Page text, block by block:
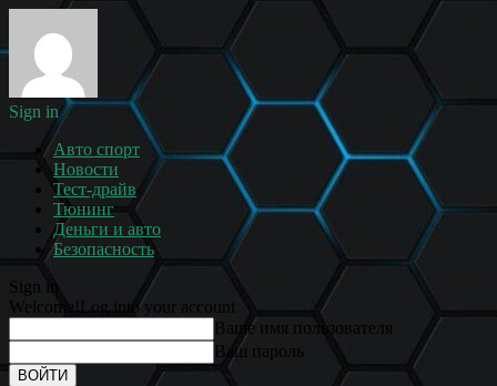
Sign in
Авто спорт
Новости
Тест-драйв
Тюнинг
Деньги и авто
Безопасность
Sign in
Welcome! Log into your account
Ваше имя пользователя
Ваш пароль